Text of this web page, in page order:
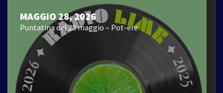
MAGGIO 28, 2026
Puntatina del 28 maggio – Pot-ere